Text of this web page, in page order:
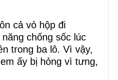
cả vỏ hộp đi
chống sốc lúc
trong ba lô. Vì vậy,
ấy bị hỏng vì tưng,